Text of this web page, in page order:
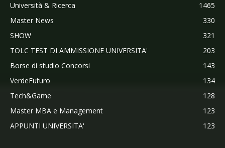
Università & Ricerca
1465
Master News
330
SHOW
321
TOLC TEST DI AMMISSIONE UNIVERSITA'
203
Borse di studio Concorsi
143
VerdeFuturo
134
Tech&Game
128
Master MBA e Management
123
APPUNTI UNIVERSITA'
123